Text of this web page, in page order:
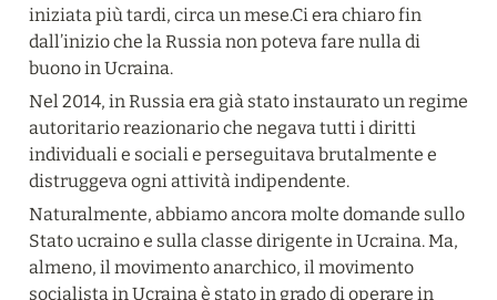
iniziata più tardi, circa un mese.Ci era chiaro fin
dall’inizio che la Russia non poteva fare nulla di
buono in Ucraina.
Nel 2014, in Russia era già stato instaurato un regime
autoritario reazionario che negava tutti i diritti
individuali e sociali e perseguitava brutalmente e
distruggeva ogni attività indipendente.
Naturalmente, abbiamo ancora molte domande sullo
Stato ucraino e sulla classe dirigente in Ucraina. Ma,
almeno, il movimento anarchico, il movimento
socialista in Ucraina è stato in grado di operare in